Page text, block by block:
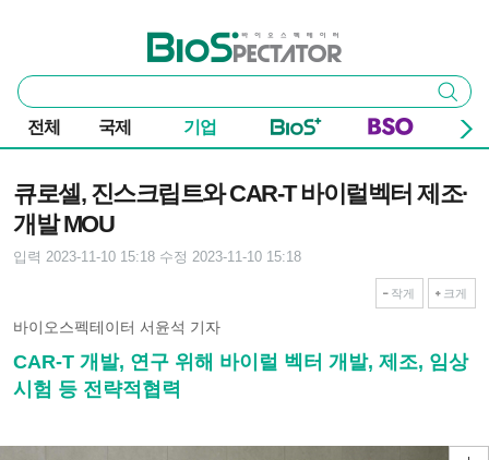
바이오스펙테이터
통
합
검
색
검색
전체 국제 기업
큐로셀, 진스크립트와 CAR-T 바이럴벡터 제조·
개발 MOU
입력 2023-11-10 15:18 수정 2023-11-10 15:18
작게 크게
바이오스펙테이터 서윤석 기자
CAR-T 개발, 연구 위해 바이럴 벡터 개발, 제조, 임상
시험 등 전략적협력